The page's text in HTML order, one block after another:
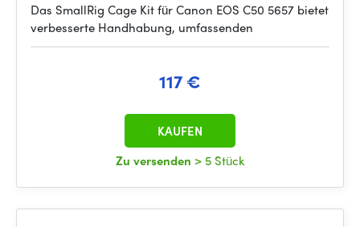
Das SmallRig Cage Kit für Canon EOS C50 5657 bietet
verbesserte Handhabung, umfassenden
117 €
Zu versenden > 5 Stück
KAUFEN